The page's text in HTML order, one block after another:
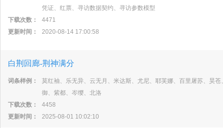
凭证、红票、寻访数据契约、寻访参数模型
下载次数：
4471
更新时间：
2020-08-14 17:00:58
白荆回廊-荆神满分
词条样例：
莫红袖、乐无异、云无月、米达斯、尤尼、耶芙娜、百里屠苏、昊
御、紫都、岑缨、北洛
下载次数：
4458
更新时间：
2025-08-01 10:02:10